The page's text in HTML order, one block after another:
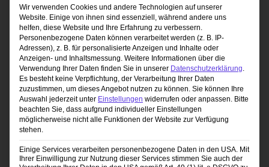
Vorherige Veranstaltungen
Heute
Nächste
Kalender abonnieren
Wir verwenden Cookies und andere Technologien auf unserer
Website. Einige von ihnen sind essenziell, während andere uns
helfen, diese Website und Ihre Erfahrung zu verbessern.
Personenbezogene Daten können verarbeitet werden (z. B. IP-
Adressen), z. B. für personalisierte Anzeigen und Inhalte oder
Anzeigen- und Inhaltsmessung. Weitere Informationen über die
Verwendung Ihrer Daten finden Sie in unserer Datenschutzerklärung.
Es besteht keine Verpflichtung, der Verarbeitung Ihrer Daten
zuzustimmen, um dieses Angebot nutzen zu können. Sie können Ihre
Auswahl jederzeit unter Einstellungen widerrufen oder anpassen. Bitte
beachten Sie, dass aufgrund individueller Einstellungen
möglicherweise nicht alle Funktionen der Website zur Verfügung
stehen.
Einige Services verarbeiten personenbezogene Daten in den USA. Mit
Ihrer Einwilligung zur Nutzung dieser Services stimmen Sie auch der